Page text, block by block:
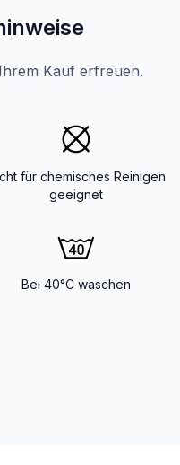
Kauf erfreuen.
für chemisches Reinigen
geeignet
Bei 40°C waschen